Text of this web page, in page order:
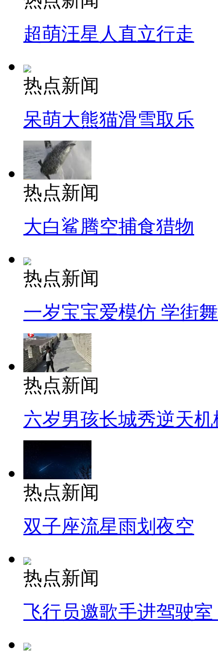
超萌汪星人直立行走
热点新闻
呆萌大熊猫滑雪取乐
热点新闻
大白鲨腾空捕食猎物
热点新闻
一岁宝宝爱模仿 学街
热点新闻
六岁男孩长城秀逆天机
热点新闻
双子座流星雨划夜空
热点新闻
飞行员邀歌手进驾驶